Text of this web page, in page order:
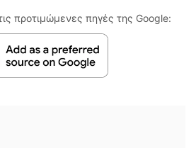
προτιμώμενες πηγές της Google: